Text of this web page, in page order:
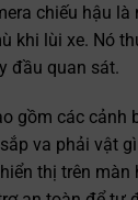
chiếu hậu
khi lùi xe. Nó
đầu quan sát.
gồm các
va phải vật
thị trên